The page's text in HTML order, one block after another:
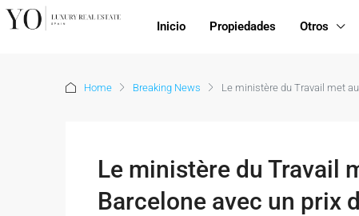
Inicio Propiedades Otros
Home Breaking News Le ministère du Travail met
Le ministère du Travail
Barcelone avec un prix